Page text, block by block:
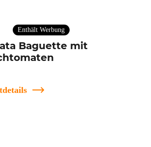
Enthält Werbung
Baguette mit